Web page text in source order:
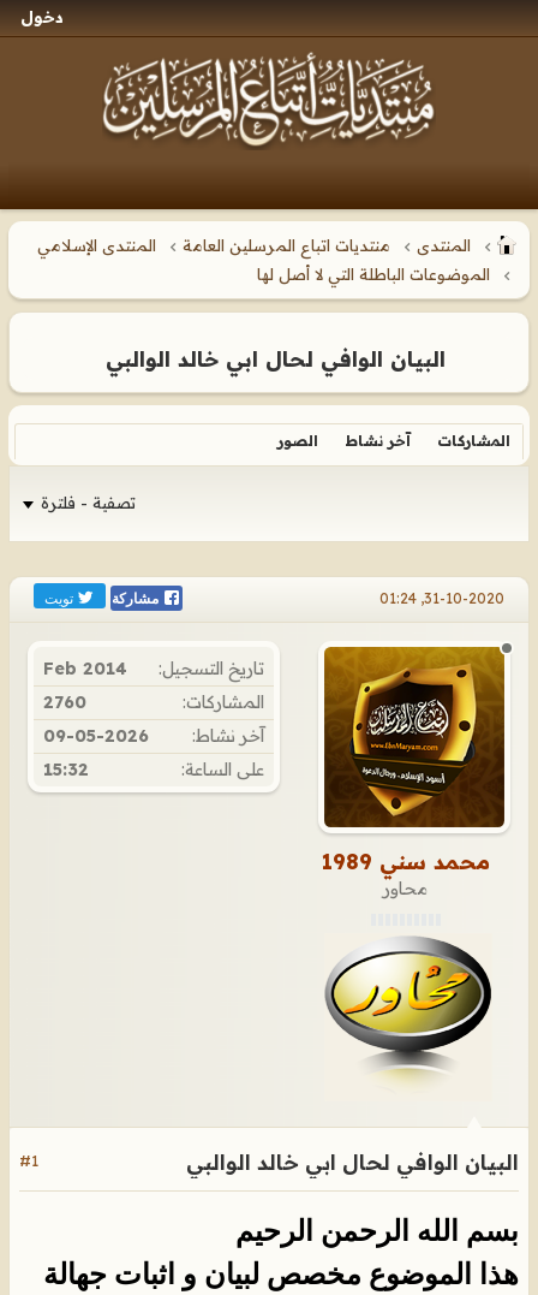
دخول
المنتدى منتديات اتباع المرسلين العامة
المنتدى الإسلامي
الموضوعات الباطلة التي لا أصل لها
البيان الوافي لحال ابي خالد الوالبي
المشاركات آخر نشاط الصور
تصفية - فلترة
31-10-2020, 01:24 مشاركة تويت
محمد سني 1989
محاور
تاريخ التسجيل:
Feb 2014
المشاركات:
2760
آخر نشاط:
09-05-2026
على الساعة:
15:32
#1 البيان الوافي لحال ابي خالد الوالبي
بسم الله الرحمن الرحيم
هذا الموضوع مخصص لبيان و اثبات جهالة